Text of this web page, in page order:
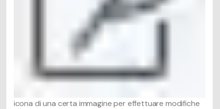
icona di una certa immagine per effettuare modifiche